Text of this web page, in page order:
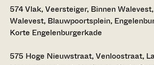
574Vlak, Veersteiger, Binnen
Walevest, Blauwpoortsplein,
Korte Engelenburgerkade
575 Hoge Nieuwstraat, Venloostraat,